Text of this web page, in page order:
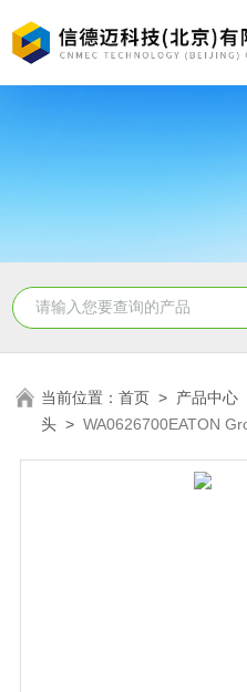
当前位置：首页 > 产品中心
头 >WA0626700EATON